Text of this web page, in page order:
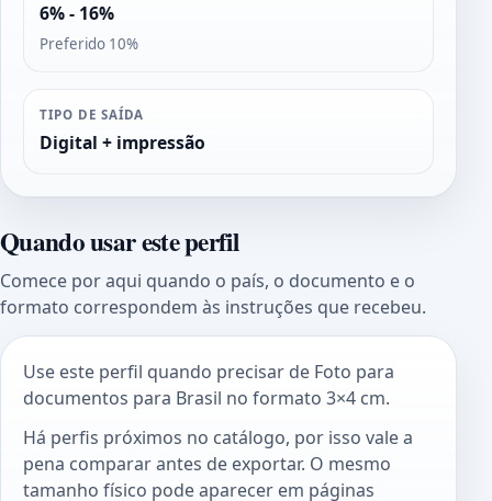
6% - 16%
Preferido 10%
TIPO DE SAÍDA
Digital + impressão
Quando usar este perfil
Comece por aqui quando o país, o documento e o
formato correspondem às instruções que recebeu.
Use este perfil quando precisar de Foto para
documentos para Brasil no formato 3×4 cm.
Há perfis próximos no catálogo, por isso vale a
pena comparar antes de exportar. O mesmo
tamanho físico pode aparecer em páginas